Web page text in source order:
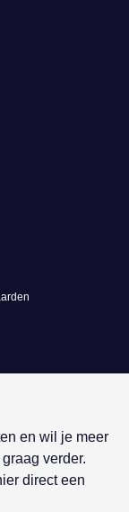
en wil je meer
verder.
direct een